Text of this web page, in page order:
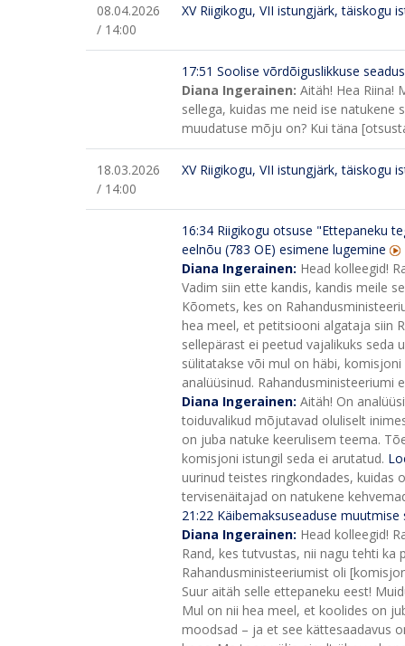
08.04.2026
/ 14:00
XV Riigikogu, VII istungjärk, täiskogu
17:51 Soolise võrdõiguslikkuse
Diana Ingerainen: Aitäh! Hea Riina!
sellega, kuidas me neid ise natukene
muudatuse mõju on? Kui täna
18.03.2026
/ 14:00
XV Riigikogu, VII istungjärk, täiskogu
16:34 Riigikogu otsuse "Ettepaneku
eelnõu (783 OE) esimene lugemine
Diana Ingerainen: Head kolleegid!
Vadim siin ette kandis, kandis meile
Kõomets, kes on
hea meel, et petitsiooni algataja siin
sellepärast ei peetud vajalikuks seda
sülitatakse või mul on häbi,
analüüsinud.
Diana Ingerainen: Aitäh! On
toiduvalikud mõjutavad oluliselt
on juba natuke keerulisem teema.
komisjoni istungil seda ei arutatud.
uurinud teistes ringkondades, kuidas
tervisenäitajad on natukene
21:22 Käibemaksuseaduse
Diana Ingerainen: Head kolleegid!
Rand, kes tutvustas, nii nagu tehti ka
Rahandusministeeriumist oli
Suur aitäh selle ettepaneku eest!
Mul on nii hea meel, et koolides on
moodsad – ja et see kättesaadavus